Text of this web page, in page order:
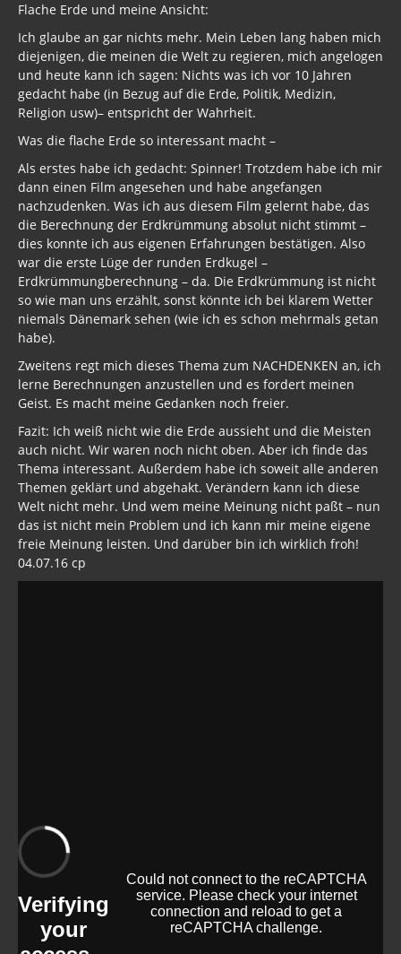
Rom und Jerusalem
Satanischer Kalender
Geschichte 2020
»Lolita Express« Jeffrey Epstein
Jason Mason
1. Weltkrieg
Kulturrevolution
New Zealand
China Lake
Freimaurer Bücher
google
Hörbücher
Trump, Putin, Xi und die Fliehkräfte
Tod der Tartarie
Wikileaks Daten
Dezember - Januar 2019
Informationen bis 2017
Archiv Umwelt 2017
Flache Erde und meine Ansicht:
Ich glaube an gar nichts mehr. Mein Leben lang haben mich
diejenigen, die meinen die Welt zu regieren, mich angelogen
und heute kann ich sagen: Nichts was ich vor 10 Jahren
gedacht habe (in Bezug auf die Erde, Politik, Medizin,
Religion usw)– entspricht der Wahrheit.
Was die flache Erde so interessant macht –
Als erstes habe ich gedacht: Spinner! Trotzdem habe ich mir
dann einen Film angesehen und habe angefangen
nachzudenken. Was ich aus diesem Film gelernt habe, das
die Berechnung der Erdkrümmung absolut nicht stimmt –
dies konnte ich aus eigenen Erfahrungen bestätigen. Also
war die erste Lüge der runden Erdkugel –
Erdkrümmungberechnung – da. Die Erdkrümmung ist nicht
so wie man uns erzählt, sonst könnte ich bei klarem Wetter
niemals Dänemark sehen (wie ich es schon mehrmals getan
habe).
Zweitens regt mich dieses Thema zum NACHDENKEN an, ich
lerne Berechnungen anzustellen und es fordert meinen
Geist. Es macht meine Gedanken noch freier.
Fazit: Ich weiß nicht wie die Erde aussieht und die Meisten
auch nicht. Wir waren noch nicht oben. Aber ich finde das
Thema interessant. Außerdem habe ich soweit alle anderen
Themen geklärt und abgehakt. Verändern kann ich diese
Welt nicht mehr. Und wem meine Meinung nicht paßt – nun
das ist nicht mein Problem und ich kann mir meine eigene
freie Meinung leisten. Und darüber bin ich wirklich froh!
04.07.16 cp